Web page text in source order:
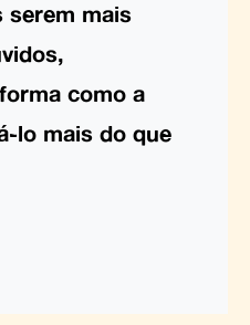
serem mais
como a
lo mais do que